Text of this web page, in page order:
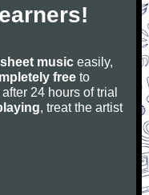
music easily,
free to
24 hours of trial
, treat the artist